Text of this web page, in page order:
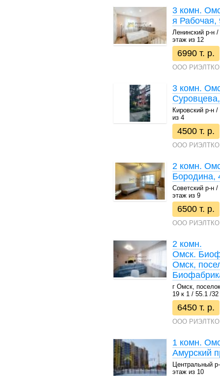
3 комн.
я Рабочая,
Ленинский р-н
этаж из 12
6990 т. р.
ООО
3 комн.
Кировский р-н
из 4
4500 т. р.
ООО
2 комн.
Бородина,
Советский р-н
этаж из 9
6500 т. р.
ООО
2 комн.
Омск.
Омск,
г Омск,
19 к 1 / 55.1 /
6450 т. р.
ООО
1 комн.
Амурский
Центральный
этаж из 10